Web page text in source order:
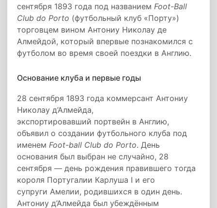
сентября 1893 года под названием Foot-Ball
Club do Porto (футбольный клуб «Порту»)
торговцем вином Антониу Николау де
Алмейдой, который впервые познакомился с
футболом во время своей поездки в Англию.
Основание клуба и первые годы
28 сентября 1893 года коммерсант Антониу
Николау д’Алмейда,
экспортировавший портвейн в Англию,
объявил о создании футбольного клуба под
именем Foot-ball Club do Porto. День
основания был выбран не случайно, 28
сентября — день рождения правившего тогда
короля Португалии Карлуша I и его
супруги Амелии, родившихся в один день.
Антониу д’Алмейда был убеждённым